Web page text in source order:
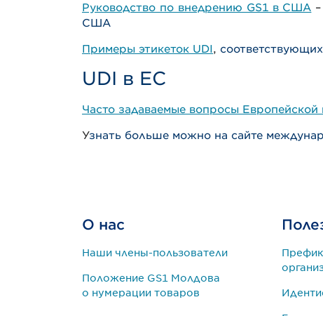
Руководство по внедрению GS1 в США –
США
Примеры этикеток UDI,
UDI в ЕС
Часто задаваемые вопросы Европейской
Узнать больше можно на сайте
О нас
Наши члены-пользователи
Положение GS1 Молдова
о нумерации товаров